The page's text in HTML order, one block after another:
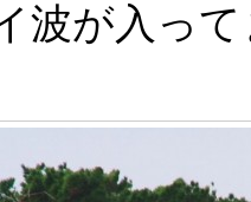
波が入っ